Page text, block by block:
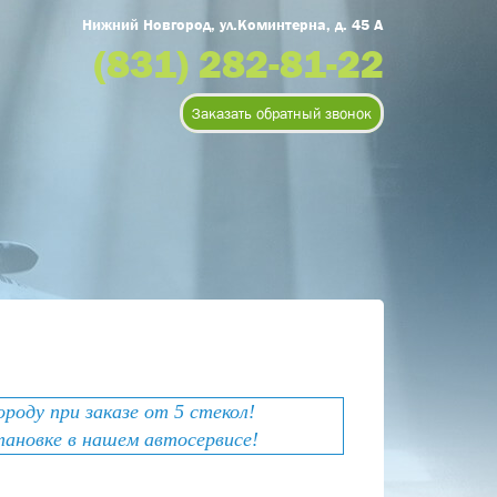
Нижний Новгород, ул.Коминтерна, д. 45 А
(831) 282-81-22
Заказать обратный звонок
при заказе от 5 стекол!
в нашем автосервисе!